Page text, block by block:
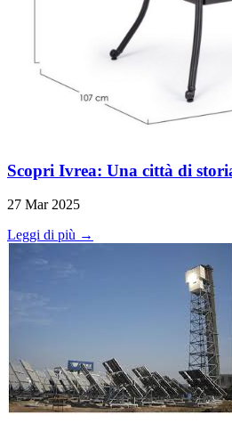
Scopri Ivrea: Una città di
27 Mar 2025
Leggi di più →